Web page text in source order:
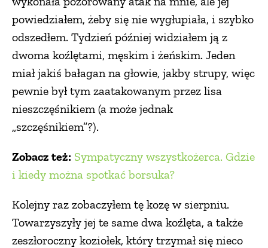
powiedziałem, żeby się nie wygłupiała, i szybko
odszedłem. Tydzień później widziałem ją z
dwoma koźlętami, męskim i żeńskim. Jeden
miał jakiś bałagan na głowie, jakby strupy, więc
pewnie był tym zaatakowanym przez lisa
nieszczęśnikiem (a może jednak
„szczęśnikiem”?).
Zobacz też: Sympatyczny wszystkożerca. Gdzie
i kiedy można spotkać borsuka?
Kolejny raz zobaczyłem tę kozę w sierpniu.
Towarzyszyły jej te same dwa koźlęta, a także
zeszłoroczny koziołek, który trzymał się nieco